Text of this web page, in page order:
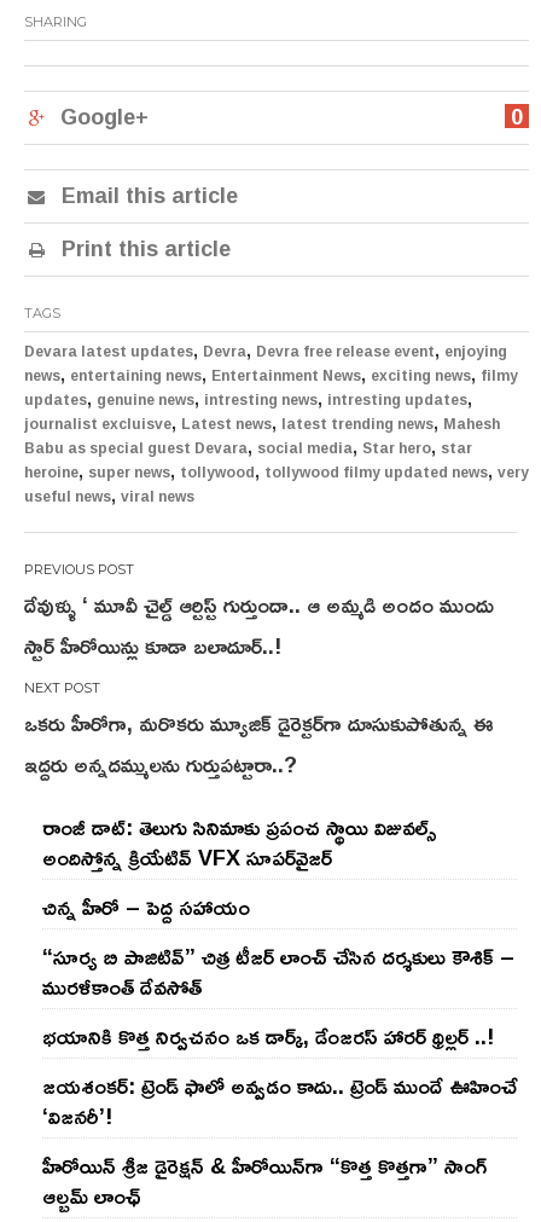
SHARING
0
Google+
Email this article
Print this article
TAGS
Devara latest updates, Devra, Devra free release event, enjoying
news, entertaining news, Entertainment News, exciting news, filmy
updates, genuine news, intresting news, intresting updates,
journalist excluisve, Latest news, latest trending news, Mahesh
Babu as special guest Devara, social media, Star hero, star
heroine, super news, tollywood, tollywood filmy updated news, very
useful news, viral news
Post
navigation
దేవుళ్ళు ‘ మూవీ చైల్డ్ ఆర్టిస్ట్ గుర్తుందా.. ఆ అమ్మడి అందం ముందు
స్టార్ హీరోయిన్లు కూడా బలాదూర్..!
ఒకరు హీరోగా, మరొకరు మ్యూజిక్ డైరెక్టర్‌గా దూసుకుపోతున్న ఈ
ఇద్దరు అన్నదమ్ములను గుర్తుపట్టారా..?
రాంజీ డాట్: తెలుగు సినిమాకు ప్రపంచ స్థాయి విజువల్స్
అందిస్తోన్న క్రియేటివ్ VFX సూపర్‌వైజర్
చిన్న హీరో – పెద్ద సహాయం
“సూర్య బి పాజిటివ్” చిత్ర టీజర్ లాంచ్ చేసిన‌ దర్శకులు కౌశిక్ –
మురళీకాంత్ దేవసోత్
భయానికి కొత్త నిర్వచనం ఒక డార్క్, డేంజరస్ హారర్ థ్రిల్లర్ ..!
జయశంకర్: ట్రెండ్‌ ఫాలో అవ్వడం కాదు.. ట్రెండ్‌ ముందే ఊహించే
‘విజనరీ’!
హీరోయిన్ శ్రీజ డైరెక్ష‌న్ & హీరోయిన్‌గా “కొత్త కొత్తగా” సాంగ్
ఆల్బమ్ లాంఛ్